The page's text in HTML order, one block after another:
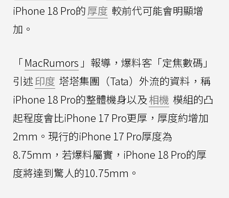
iPhone 18 Pro的厚度 較前代可能會明顯增
加。
「MacRumors 」報導，爆料客「定焦數碼」
引述印度 塔塔集團（Tata）外流的資料，稱
iPhone 18 Pro的整體機身以及相機 模組的凸
起程度會比iPhone 17 Pro更厚，厚度約增加
2mm。現行的iPhone 17 Pro厚度為
8.75mm，若爆料屬實，iPhone 18 Pro的厚
度將達到驚人的10.75mm。